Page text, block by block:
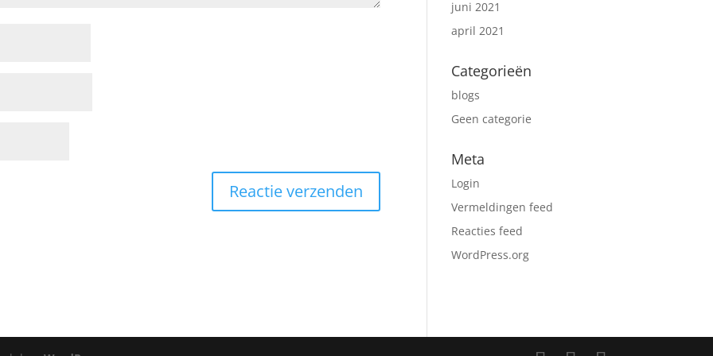
juni 2021
april 2021
Categorieën
blogs
Geen categorie
Meta
Login
Vermeldingen feed
Reacties feed
WordPress.org